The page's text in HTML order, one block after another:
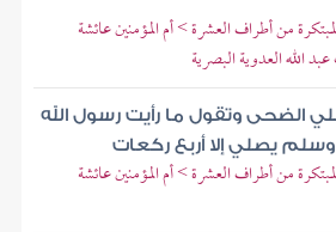
من أطراف العشرة > أم المؤمنين عائشة
الله العدوية البصرية
الضحى وتقول ما رأيت رسول الله
يصلي إلا أربع ركعات
من أطراف العشرة > أم المؤمنين عائشة